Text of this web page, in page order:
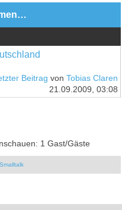
Beitrag von Tobias Claren
21.09.2009, 03:08
1 Gast/Gäste